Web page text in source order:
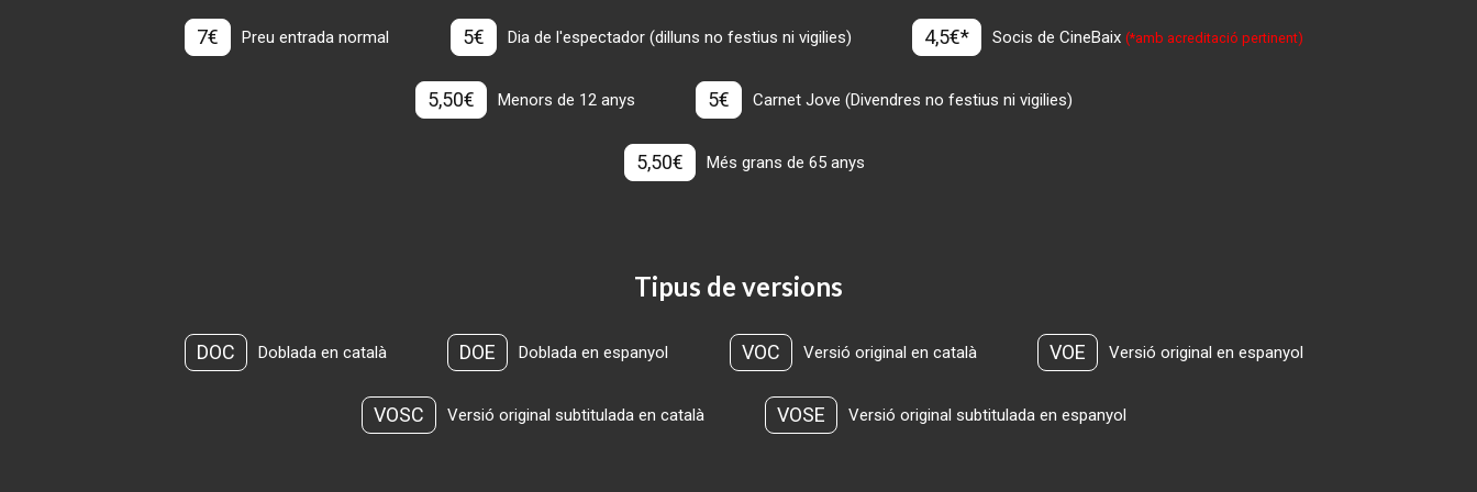
7€ Preu entrada normal 5€ Dia de l'espectador (dilluns no festius ni vigilies) 4,5€* Socis de CineBaix(*amb acreditació pertinent)
5,50€ Menors de 12 anys 5€ Carnet Jove (Divendres no festius ni vigilies)
5,50€ Més grans de 65 anys
Tipus de versions
DOC Doblada en català DOE Doblada en espanyol VOC Versió original en català VOE Versió original en espanyol
VOSC Versió original subtitulada en català VOSE Versió original subtitulada en espanyol